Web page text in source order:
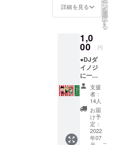
らせて
という
ご機嫌
な方！
な、あ
なたの
心意気
に感謝
いたし
ま
す！！
！ イベ
ント終
了後、
井上鉄
平がイ
ラスト
付きお
詳細を見る ー
ン
を
選
択
す
る
1,0
00 円
●DJダ
イノジ
に一杯
奢れる
券 DJダ
イノジ
に一杯
奢れま
す。お
酒が入
ること
支援
者：
14人
お届
け予
定：
2022
年07